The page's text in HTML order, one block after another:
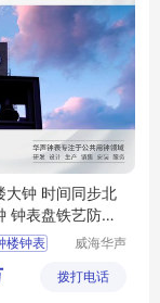
大钟 时间同步北
钟表盘铁艺防腐
型
楼钟表
威海华声
有限公司
拨打电话